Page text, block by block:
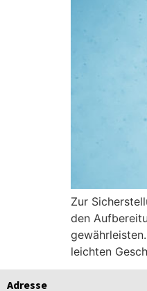
Zur
den
leichten
Adresse